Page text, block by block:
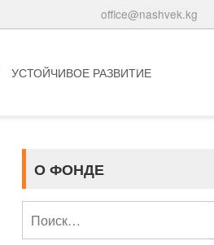
office@nashvek.kg
УСТОЙЧИВОЕ РАЗВИТИЕ
О ФОНДЕ